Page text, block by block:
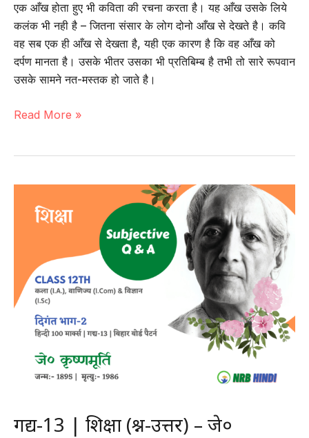
एक आँख होता हुए भी कविता की रचना करता है। यह आँख उसके लिये
कलंक भी नही है – जितना संसार के लोग दोनो आँख से देखते है। कवि
वह सब एक ही आँख से देखता है, यही एक कारण है कि वह आँख को
दर्पण मानता है। उसके भीतर उसका भी प्रतिबिम्ब है तभी तो सारे रूपवान
उसके सामने नत-मस्तक हो जाते है।
पद्य-1
उत्तर)
मलिक
कक्षा-12
वीं
Read More »
गद्य-13 | शिक्षा (प्रश्न-उत्तर) – जे०